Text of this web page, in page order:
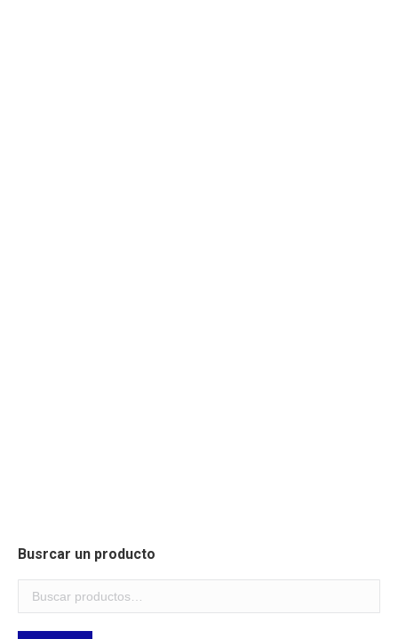
Busrcar un producto